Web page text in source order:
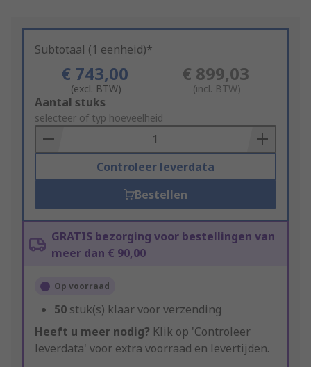
Subtotaal (1 eenheid)*
€ 743,00
(excl. BTW)
€ 899,03
(incl. BTW)
Add
to
Basket
Aantal stuks
selecteer of typ hoeveelheid
Controleer leverdata
Bestellen
GRATIS bezorging voor bestellingen van
meer dan € 90,00
Op voorraad
50 stuk(s) klaar voor verzending
Heeft u meer nodig? Klik op 'Controleer
leverdata' voor extra voorraad en levertijden.